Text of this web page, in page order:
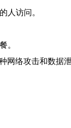
人访问。
。
网络攻击和数据